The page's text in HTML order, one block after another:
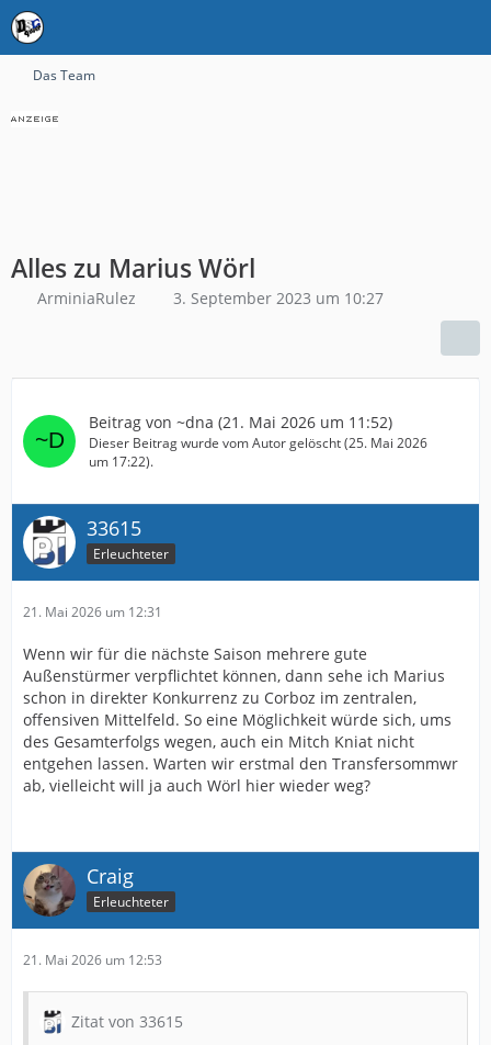
Das Team
Alles zu Marius Wörl
ArminiaRulez 3. September 2023 um 10:27
Beitrag von ~dna (21. Mai 2026 um 11:52)
Dieser Beitrag wurde vom Autor gelöscht (25. Mai 2026
um 17:22).
33615
Erleuchteter
21. Mai 2026 um 12:31
Wenn wir für die nächste Saison mehrere gute
Außenstürmer verpflichtet können, dann sehe ich Marius
schon in direkter Konkurrenz zu Corboz im zentralen,
offensiven Mittelfeld. So eine Möglichkeit würde sich, ums
des Gesamterfolgs wegen, auch ein Mitch Kniat nicht
entgehen lassen. Warten wir erstmal den Transfersommwr
ab, vielleicht will ja auch Wörl hier wieder weg?
Craig
Erleuchteter
21. Mai 2026 um 12:53
Zitat von 33615